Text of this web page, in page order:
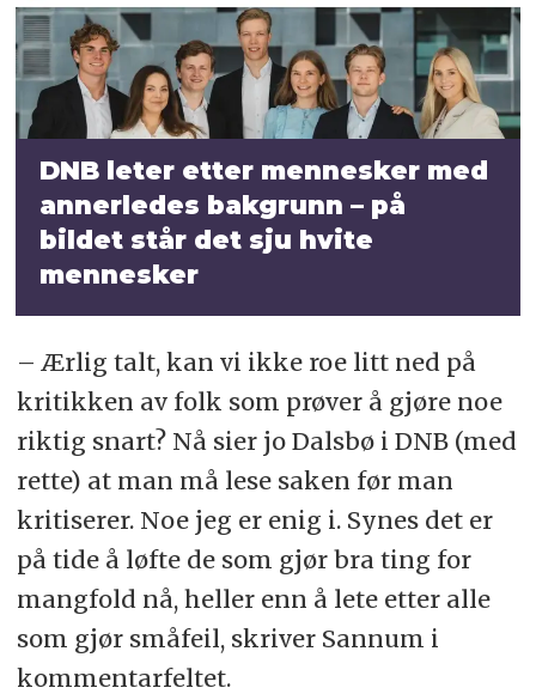
DNB leter etter mennesker med
annerledes bakgrunn – på
bildet står det sju hvite
mennesker
– Ærlig talt, kan vi ikke roe litt ned på
kritikken av folk som prøver å gjøre noe
riktig snart? Nå sier jo Dalsbø i DNB (med
rette) at man må lese saken før man
kritiserer. Noe jeg er enig i. Synes det er
på tide å løfte de som gjør bra ting for
mangfold nå, heller enn å lete etter alle
som gjør småfeil, skriver Sannum i
kommentarfeltet.